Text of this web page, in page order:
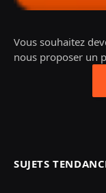
Vous souhaitez
nous proposer un
SUJETS